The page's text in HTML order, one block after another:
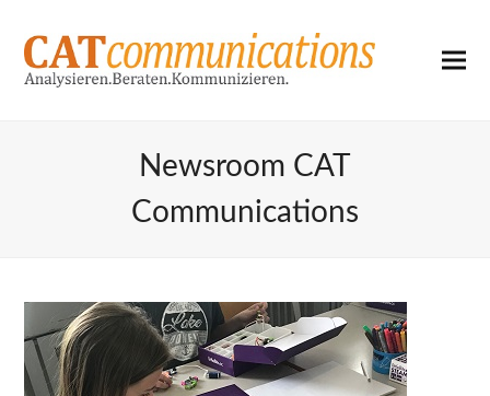
Newsroom CAT
Communications